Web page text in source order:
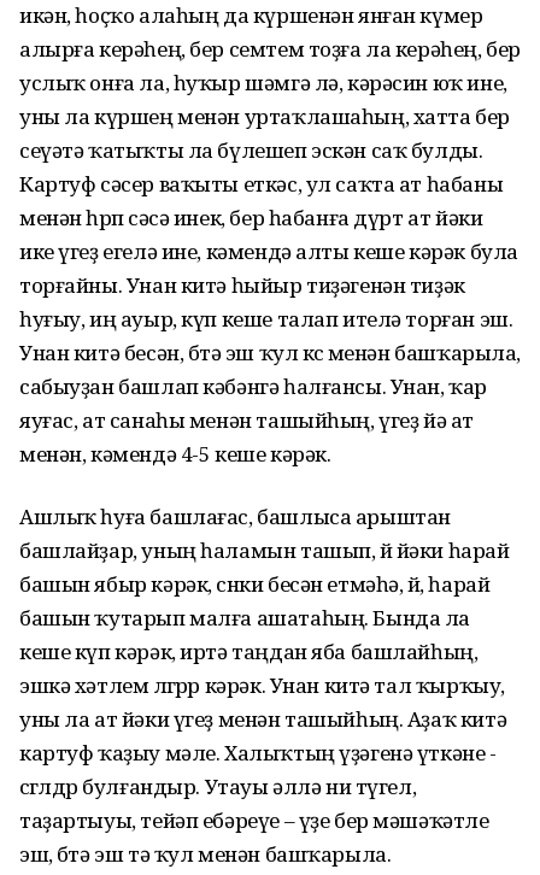
икән, һоҫҡо алаһың да күршенән янған күмер
алырға керәһең, бер семтем тоҙға ла керәһең, бер
услыҡ онға ла, һуҡыр шәмгә лә, кәрәсин юҡ ине,
уны ла күршең менән уртаҡлашаһың, хатта бер
сеүәтә ҡатыҡты ла бүлешеп эскән саҡ булды.
Картуф сәсер ваҡыты еткәс, ул саҡта ат һабаны
менән һөрөп сәсә инек, бер һабанға дүрт ат йәки
ике үгеҙ егелә ине, кәмендә алты кеше кәрәк була
торғайны. Унан китә һыйыр тиҙәгенән тиҙәк
һуғыу, иң ауыр, күп кеше талап ителә торған эш.
Унан китә бесән, бөтә эш ҡул көсө менән башҡарыла,
сабыуҙан башлап кәбәнгә һалғансы. Унан, ҡар
яуғас, ат санаһы менән ташыйһың, үгеҙ йә ат
менән, кәмендә 4-5 кеше кәрәк.
Ашлыҡ һуға башлағас, башлыса арыштан
башлайҙар, уның һаламын ташып, өй йәки һарай
башын ябыр кәрәк, сөнки бесән етмәһә, өй, һарай
башын ҡутарып малға ашатаһың. Бында ла
кеше күп кәрәк, иртә таңдан яба башлайһың,
эшкә хәтлем өлгөрөр кәрәк. Унан китә тал ҡырҡыу,
уны ла ат йәки үгеҙ менән ташыйһың. Аҙаҡ китә
картуф ҡаҙыу мәле. Халыҡтың үҙәгенә үткәне -
сөгөлдөр булғандыр. Утауы әллә ни түгел,
таҙартыуы, тейәп ебәреүе – үҙе бер мәшәҡәтле
эш, бөтә эш тә ҡул менән башҡарыла.